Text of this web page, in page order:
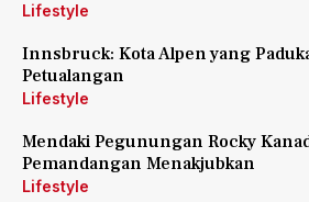
Lifestyle
Innsbruck: Kota Alpen yang
Petualangan
Lifestyle
Mendaki Pegunungan Rocky
Pemandangan Menakjubkan
Lifestyle